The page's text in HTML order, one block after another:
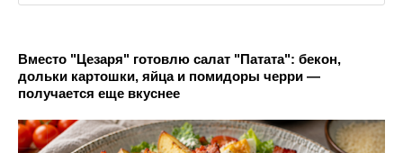
Вместо "Цезаря" готовлю салат "Патата": бекон,
дольки картошки, яйца и помидоры черри —
получается еще вкуснее